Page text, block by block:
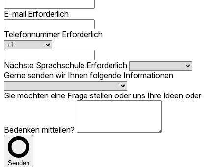
E-mail Erforderlich
Telefonnummer Erforderlich
Nächste Sprachschule Erforderlich
Gerne senden wir Ihnen folgende Informationen
Sie möchten eine Frage stellen oder uns Ihre Ideen oder
Bedenken mitteilen?
Senden